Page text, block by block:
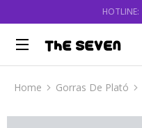
HOTLINE:
You are here:
Home Gorras De Plató